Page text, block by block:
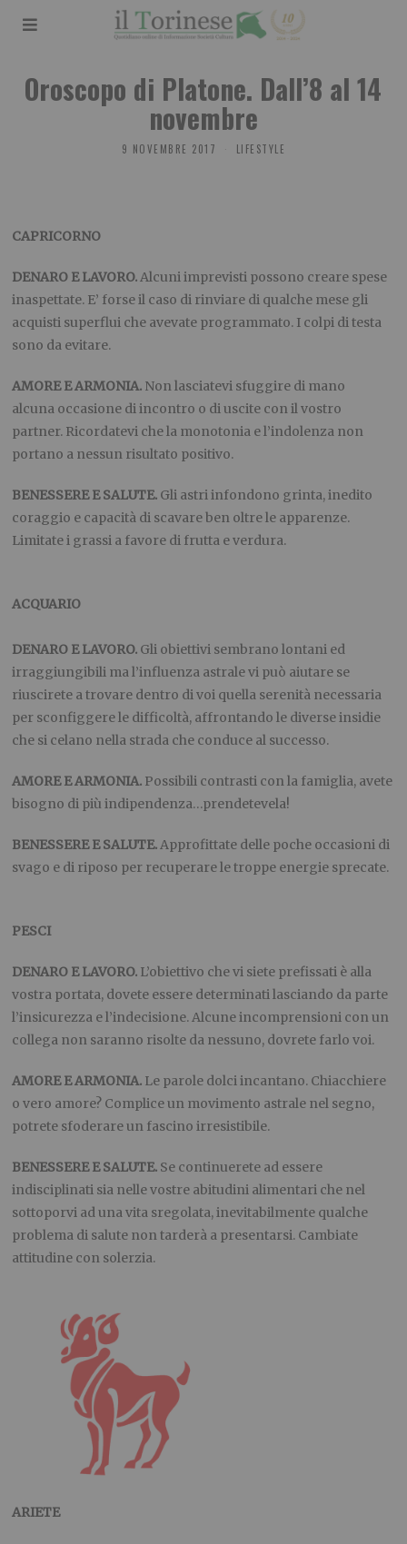
Oroscopo di Platone. Dall’8 al 14
novembre
9 NOVEMBRE 2017 LIFESTYLE
CAPRICORNO
DENARO E LAVORO.Alcuni imprevisti possono creare spese
inaspettate. E’ forse il caso di rinviare di qualche mese gli
acquisti superflui che avevate programmato. I colpi di testa
sono da evitare.
AMORE E ARMONIA. Non lasciatevi sfuggire di mano
alcuna occasione di incontro o di uscite con il vostro
partner. Ricordatevi che la monotonia e l’indolenza non
portano a nessun risultato positivo.
BENESSERE E SALUTE. Gli astri infondono grinta, inedito
coraggio e capacità di scavare ben oltre le apparenze.
Limitate i grassi a favore di frutta e verdura.
ACQUARIO
DENARO E LAVORO. Gli obiettivi sembrano lontani ed
irraggiungibili ma l’influenza astrale vi può aiutare se
riuscirete a trovare dentro di voi quella serenità necessaria
per sconfiggere le difficoltà, affrontando le diverse insidie
che si celano nella strada che conduce al successo.
AMORE E ARMONIA. Possibili contrasti con la famiglia, avete
bisogno di più indipendenza…prendetevela!
BENESSERE E SALUTE.Approfittate delle poche occasioni di
svago e di riposo per recuperare le troppe energie sprecate.
PESCI
DENARO E LAVORO. L’obiettivo che vi siete prefissati è alla
vostra portata, dovete essere determinati lasciando da parte
l’insicurezza e l’indecisione. Alcune incomprensioni con un
collega non saranno risolte da nessuno, dovrete farlo voi.
AMORE E ARMONIA. Le parole dolci incantano. Chiacchiere
o vero amore? Complice un movimento astrale nel segno,
potrete sfoderare un fascino irresistibile.
BENESSERE E SALUTE. Se continuerete ad essere
indisciplinati sia nelle vostre abitudini alimentari che nel
sottoporvi ad una vita sregolata, inevitabilmente qualche
problema di salute non tarderà a presentarsi. Cambiate
attitudine con solerzia.
ARIETE